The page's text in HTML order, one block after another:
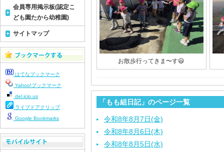
お散歩行ってきま〜す😃
「もも組日記」のページ一覧
令和8年8月7日(金)
令和8年8月6日(木)
令和8年8月5日(水)
会員専用掲示板(認定こ
ども園たから幼稚園)
サイトマップ
はてなブックマーク
Yahoo!ブックマーク
del.icio.us
ライブドアクリップ
Google Bookmarks